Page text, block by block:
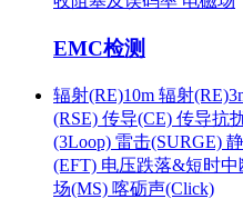
EMC检测
辐射(RE)10m 辐射
(RSE) 传导(CE) 传导抗
(3Loop) 雷击(SURGE)
(EFT) 电压跌落&短时中
场(MS) 喀砺声(Click)